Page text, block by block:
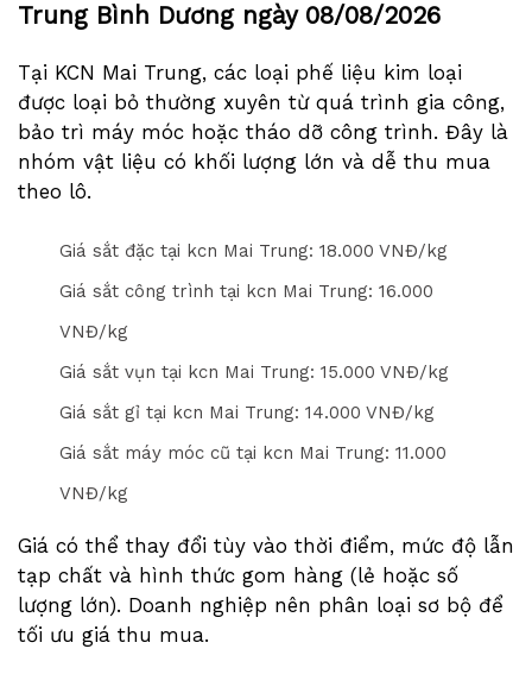
Trung Bình Dương ngày 08/08/2026
Tại KCN Mai Trung, các loại phế liệu kim loại
được loại bỏ thường xuyên từ quá trình gia công,
bảo trì máy móc hoặc tháo dỡ công trình. Đây là
nhóm vật liệu có khối lượng lớn và dễ thu mua
theo lô.
Giá sắt đặc tại kcn Mai Trung: 18.000 VNĐ/kg
Giá sắt công trình tại kcn Mai Trung: 16.000
VNĐ/kg
Giá sắt vụn tại kcn Mai Trung: 15.000 VNĐ/kg
Giá sắt gỉ tại kcn Mai Trung: 14.000 VNĐ/kg
Giá sắt máy móc cũ tại kcn Mai Trung: 11.000
VNĐ/kg
Giá có thể thay đổi tùy vào thời điểm, mức độ lẫn
tạp chất và hình thức gom hàng (lẻ hoặc số
lượng lớn). Doanh nghiệp nên phân loại sơ bộ để
tối ưu giá thu mua.